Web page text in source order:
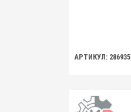
АРТИКУЛ: 286935